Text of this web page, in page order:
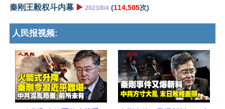
秦刚王毅权斗内幕 ▶️ 2023/8/4 (114,505次)
人民报视频: